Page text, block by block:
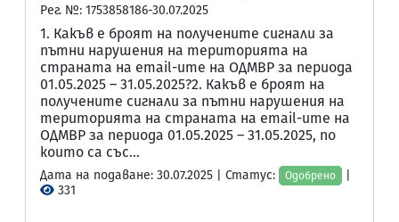
Рег. №: 1753858186-30.07.2025
1. Какъв е броят на получените сигнали за
пътни нарушения на територията на
страната на email-ите на ОДМВР за периода
01.05.2025 – 31.05.2025?2. Какъв е броят на
получените сигнали за пътни нарушения на
територията на страната на email-ите на
ОДМВР за периода 01.05.2025 – 31.05.2025, по
които са със...
Дата на подаване: 30.07.2025 | Статус: Одобрено
331